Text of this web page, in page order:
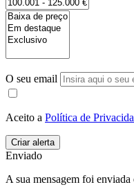
O seu email
Aceito a Política de
Enviado
A sua mensagem foi enviada